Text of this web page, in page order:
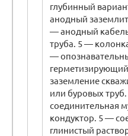
глубинный
анодный
— анодный
труба. 5 —
—
заземление
или буровых
соединительная
кондуктор. 5 —
глинистый